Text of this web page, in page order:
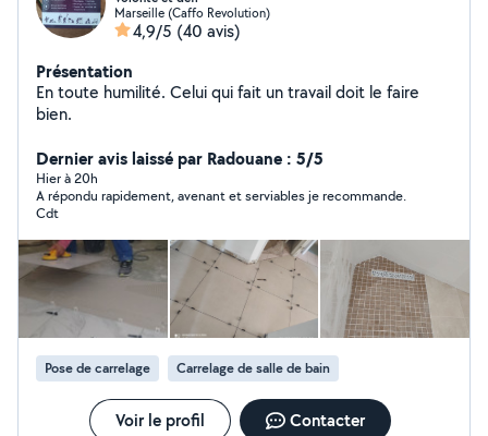
Marseille (Caffo Revolution)
4,9/5 (40 avis)
Présentation
En toute humilité. Celui qui fait un travail doit le faire
bien.
Dernier avis laissé par Radouane : 5/5
Hier à 20h
A répondu rapidement, avenant et serviables je recommande.
Cdt
Pose de carrelage Carrelage de salle de bain
Voir le profil Contacter